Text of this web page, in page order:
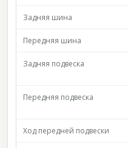
Задняя шина
Передняя шина
Задняя подвеска
Передняя подвеска
Ход передней подвески